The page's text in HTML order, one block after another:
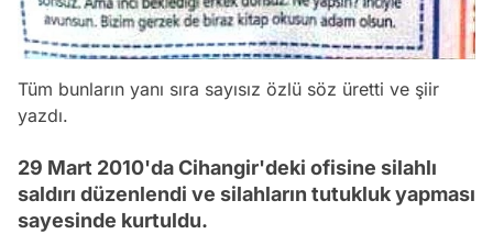
Tüm bunların yanı sıra sayısız özlü söz üretti ve şiir
yazdı.
29 Mart 2010'da Cihangir'deki ofisine silahlı
saldırı düzenlendi ve silahların tutukluk yapması
sayesinde kurtuldu.